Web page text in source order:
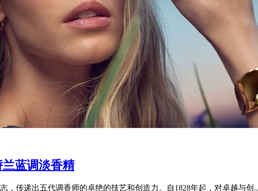
蓝调淡香精
传递出五代调香师的卓绝的技艺和创造力。自1828年起，对卓越与创..